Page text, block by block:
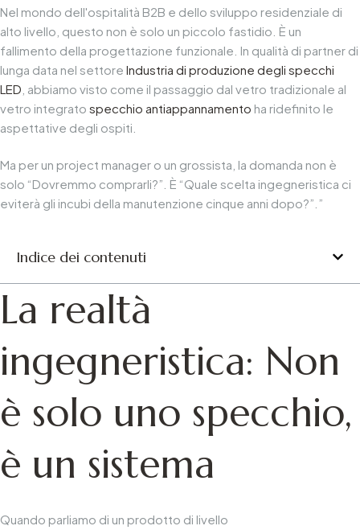
Nel mondo dell'ospitalità B2B e dello sviluppo residenziale di
alto livello, questo non è solo un piccolo fastidio. È un
fallimento della progettazione funzionale. In qualità di partner di
lunga data nel settore Industria di produzione degli specchi
LED , abbiamo visto come il passaggio dal vetro tradizionale al
vetro integrato specchio antiappannamento ha ridefinito le
aspettative degli ospiti.
Ma per un project manager o un grossista, la domanda non è
solo “Dovremmo comprarli?”. È “Quale scelta ingegneristica ci
eviterà gli incubi della manutenzione cinque anni dopo?”.”
Indice dei contenuti
La realtà
ingegneristica: Non
è solo uno specchio,
è un sistema
Quando parliamo di un prodotto di livello